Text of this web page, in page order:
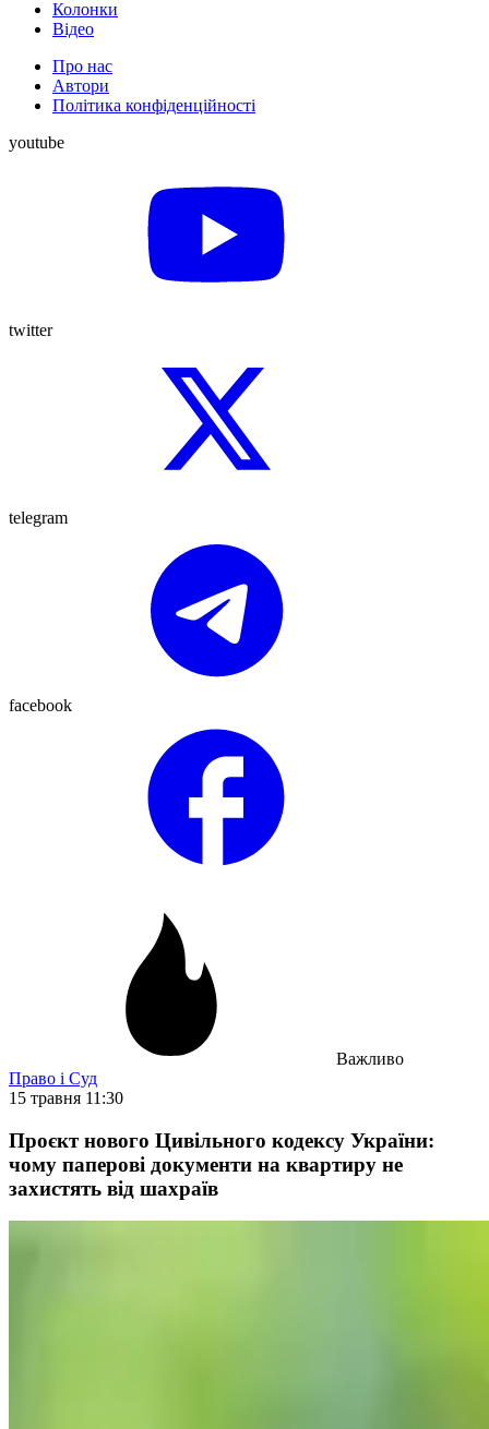
Колонки
Відео
Про нас
Автори
Політика конфіденційності
youtube
twitter
telegram
facebook
Важливо
Право і Суд
15 травня 11:30
Проєкт нового Цивільного кодексу України:
чому паперові документи на квартиру не
захистять від шахраїв